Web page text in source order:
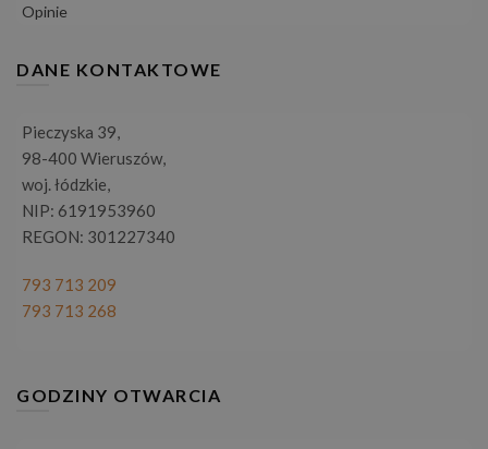
Opinie
DANE KONTAKTOWE
Pieczyska 39,
98-400 Wieruszów,
woj. łódzkie,
NIP: 6191953960
REGON: 301227340
793 713 209
793 713 268
GODZINY OTWARCIA